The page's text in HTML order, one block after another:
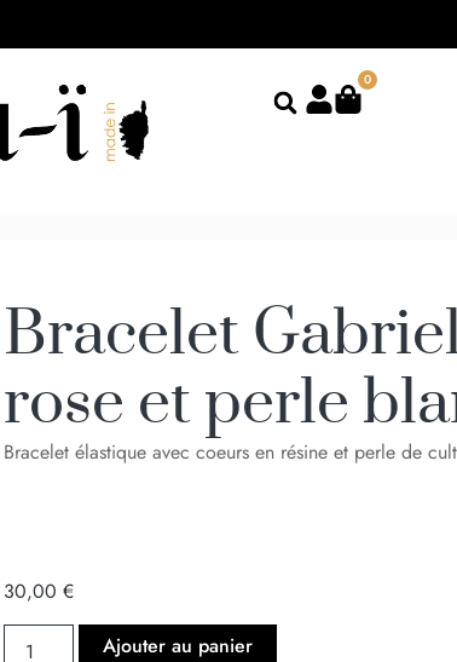
0
Bracelet
rose et perle
Bracelet élastique avec coeurs en résine et perle de
30,00 €
Ajouter au panier